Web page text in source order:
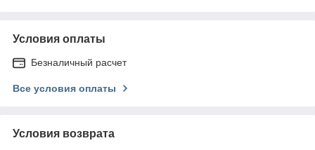
Условия оплаты
Безналичный расчет
Все условия оплаты
Условия возврата